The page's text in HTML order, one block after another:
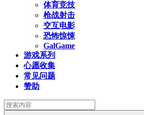
体育竞技
枪战射击
交互电影
恐怖惊悚
GalGame
游戏系列
心愿收集
常见问题
赞助